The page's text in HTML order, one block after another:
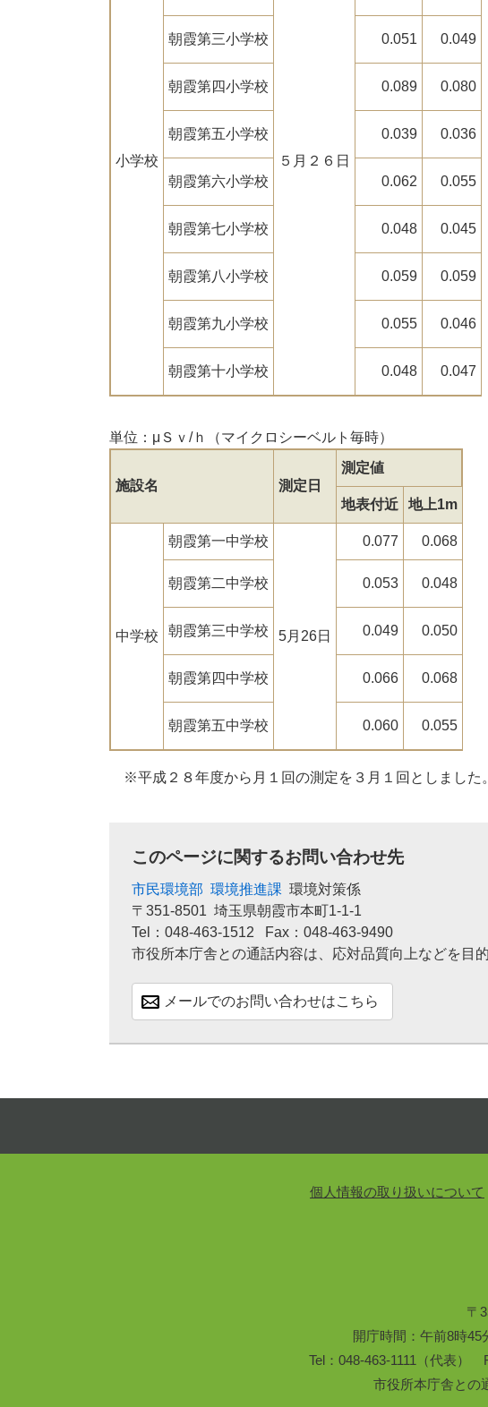
小学校 ５月２６日
朝霞第三小学校 0.051 0.049
朝霞第四小学校 0.089 0.080
朝霞第五小学校 0.039 0.036
朝霞第六小学校 0.062 0.055
朝霞第七小学校 0.048 0.045
朝霞第八小学校 0.059 0.059
朝霞第九小学校 0.055 0.046
朝霞第十小学校 0.048 0.047
単位：μＳｖ/ｈ（マイクロシーベルト毎時）
施設名 測定日
測定値
地表付近 地上1m
中学校
朝霞第一中学校
5月26日
0.077 0.068
朝霞第二中学校 0.053 0.048
朝霞第三中学校 0.049 0.050
朝霞第四中学校 0.066 0.068
朝霞第五中学校 0.060 0.055
※平成２８年度から月１回の測定を３月１回としました。
このページに関するお問い合わせ先
市民環境部 環境推進課 環境対策係
〒351-8501 埼玉県朝霞市本町1-1-1
Tel：048-463-1512
Fax：048-463-9490
市役所本庁舎との通話内容は、応対品質向上などを目
メールでのお問い合わせはこちら
個人情報の取り扱いについて
〒
開庁時間：午前8時45
Tel：048-463-1111（代表）
市役所本庁舎との